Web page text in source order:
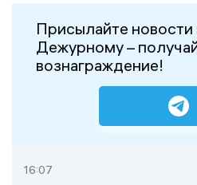
Присылайте
Дежурному –
вознаграждение!
16:07